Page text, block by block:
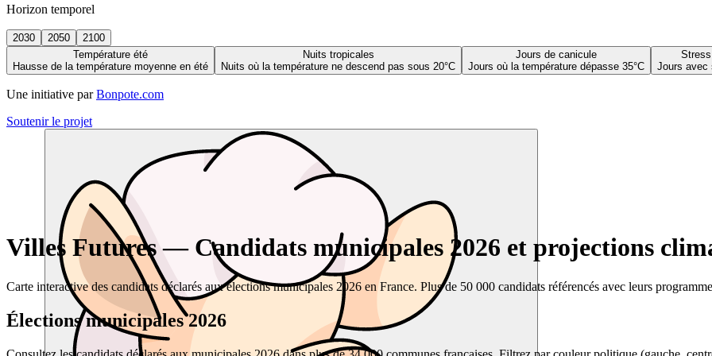
Horizon temporel
2030 2050
2100
Température été
Hausse de la température moyenne en été
Nuits tropicales
Nuits où la température ne descend pas sous 20°C
Jours de canicule
Jours où la température dépasse 35°C
Jours avec
Une initiative par Bonpote.com
Soutenir le projet
Villes Futures — Candidats municipales 2026 et projections
Carte interactive des candidats déclarés aux élections municipales 2026 en France. Plus de 50 000 candidats référencés avec leurs
Élections municipales 2026